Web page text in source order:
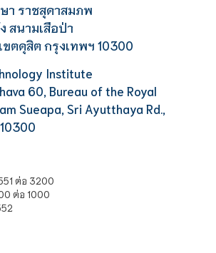
า ราชสุดาสมภพ
สนามเสือป่า
ตดุสิต กรุงเทพฯ 10300
Institute
60, Bureau of the Royal
Sueapa, Sri Ayutthaya Rd.,
ต่อ 3200
ต่อ 1000